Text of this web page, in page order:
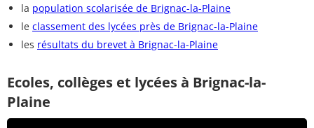
la population scolarisée de Brignac-la-Plaine
le classement des lycées près de Brignac-la-Plaine
les résultats du brevet à Brignac-la-Plaine
Ecoles, collèges et lycées à Brignac-la-
Plaine